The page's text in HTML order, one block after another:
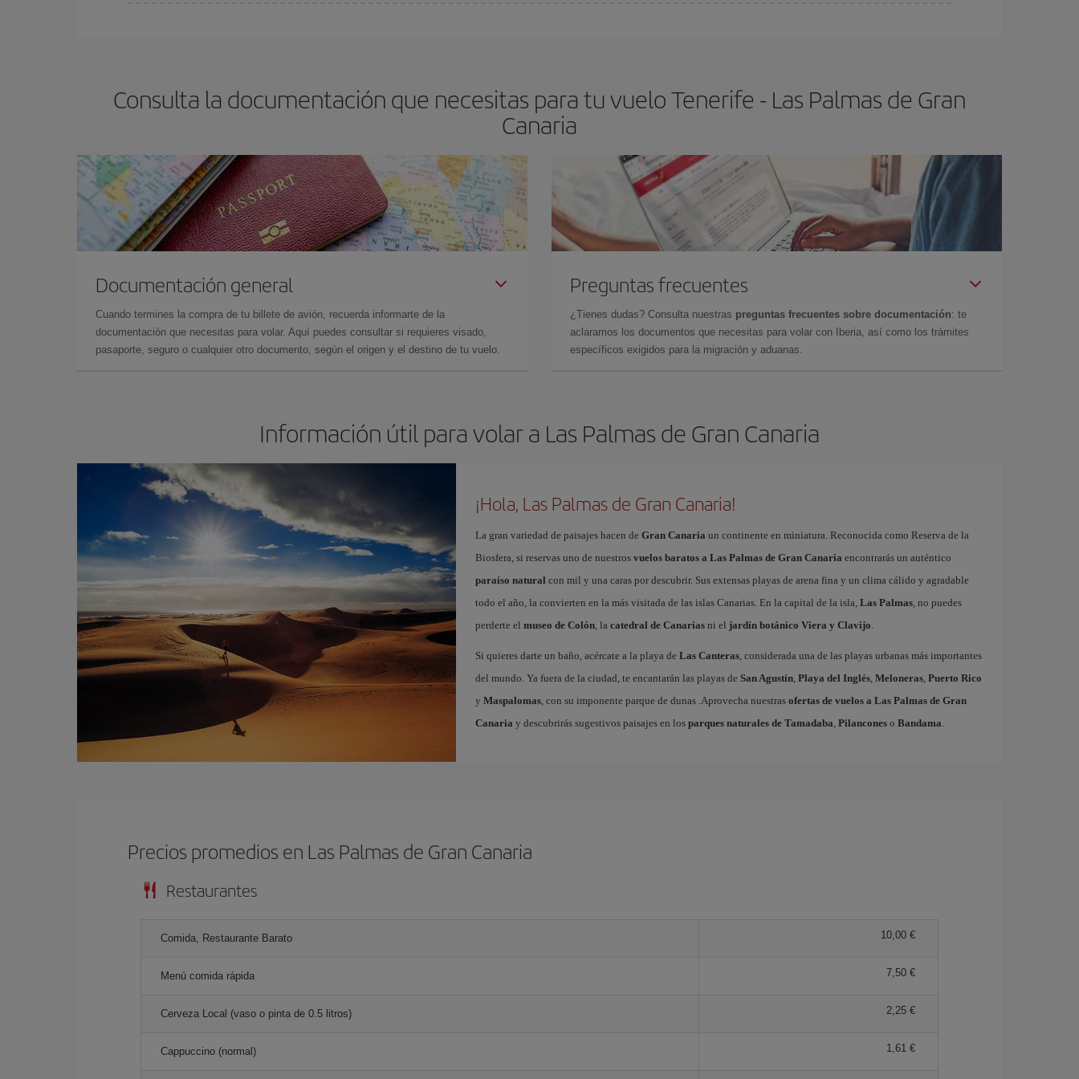
Consulta la documentación que necesitas para tu vuelo Tenerife - Las Palmas de Gran
Canaria
Documentación general
Cuando termines la compra de tu billete de avión, recuerda informarte de la
documentación que necesitas para volar. Aquí puedes consultar si requieres visado,
pasaporte, seguro o cualquier otro documento, según el origen y el destino de tu vuelo.
Preguntas frecuentes
¿Tienes dudas? Consulta nuestras preguntas frecuentes sobre documentación: te
aclaramos los documentos que necesitas para volar con Iberia, así como los trámites
específicos exigidos para la migración y aduanas.
Información útil para volar a Las Palmas de Gran Canaria
¡Hola, Las Palmas de Gran Canaria!
La gran variedad de paisajes hacen de Gran Canaria un continente en miniatura. Reconocida como Reserva de la
Biosfera, si reservas uno de nuestros vuelos baratos a Las Palmas de Gran Canaria encontrarás un auténtico
paraíso natural con mil y una caras por descubrir. Sus extensas playas de arena fina y un clima cálido y agradable
todo el año, la convierten en la más visitada de las islas Canarias. En la capital de la isla, Las Palmas, no puedes
perderte el museo de Colón, la catedral de Canariasni el jardín botánico Viera y Clavijo.
Si quieres darte un baño, acércate a la playa de Las Canteras, considerada una de las playas urbanas más importantes
del mundo. Ya fuera de la ciudad, te encantarán las playas de San Agustín, Playa del Inglés, Meloneras, Puerto Rico
y Maspalomas, con su imponente parque de dunas .Aprovecha nuestras ofertas de vuelos a Las Palmas de Gran
Canaria y descubrirás sugestivos paisajes en los parques naturales de Tamadaba, Pilanconeso Bandama.
Precios promedios en Las Palmas de Gran Canaria
Restaurantes
Comida, Restaurante Barato 10,00 €
Menú comida rápida 7,50 €
Cerveza Local (vaso o pinta de 0.5 litros) 2,25 €
Cappuccino (normal) 1,61 €